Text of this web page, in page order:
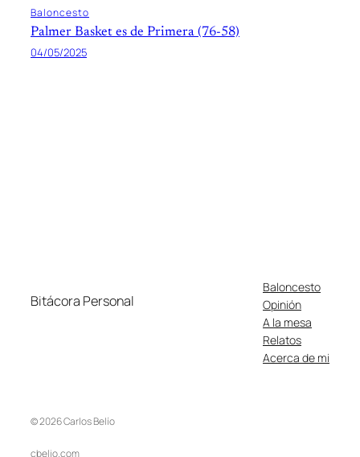
Baloncesto
Palmer Basket es de Primera (76-58)
04/05/2025
Bitácora Personal
Baloncesto
Opinión
A la mesa
Relatos
Acerca de mi
© 2026 Carlos Belío
cbelio.com